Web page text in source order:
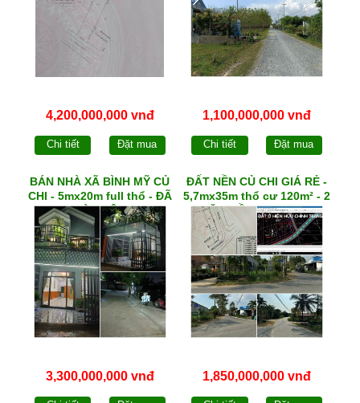
4,200,000,000 vnđ
Chi tiết Đặt mua
1,100,000,000 vnđ
Chi tiết Đặt mua
BÁN NHÀ XÃ BÌNH MỸ CỦ
CHI - 5mx20m full thổ - ĐÃ
HOÀN CÔNG
3,300,000,000 vnđ
ĐẤT NỀN CỦ CHI GIÁ RẺ -
5,7mx35m thổ cư 120m² - 2
MẶT TIỀN NHỰA - qh
DCHH - xã THÁI MỸ
1,850,000,000 vnđ